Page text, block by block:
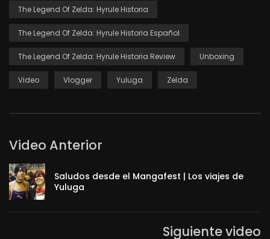
The Legend Of Zelda: Hyrule Historia
The Legend Of Zelda: Hyrule Historia Español
The Legend Of Zelda: Hyrule Historia Review Unboxing
Video Vlogger Yuluga Zelda
Video Anterior
Saludos desde el Mangafest | Los viajes de
Yuluga
Siguiente video